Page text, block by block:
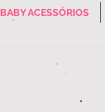
BABY ACESSÓRIOS